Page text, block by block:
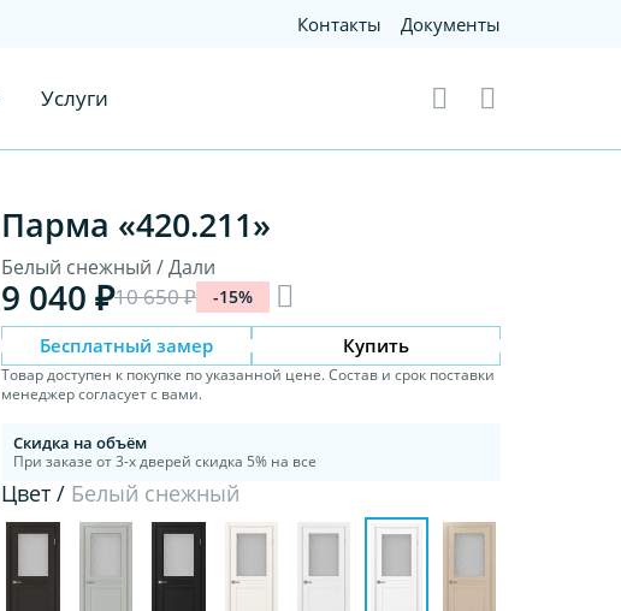
Контакты Документы
Услуги
Парма «420.211»
Белый снежный / Дали
9 040 ₽10 650 ₽ -15%
Бесплатный замер Купить
Товар доступен к покупке по указанной цене. Состав и срок поставки
менеджер согласует с вами.
Скидка на объём
При заказе от 3-х дверей скидка 5% на все
Цвет / Белый снежный